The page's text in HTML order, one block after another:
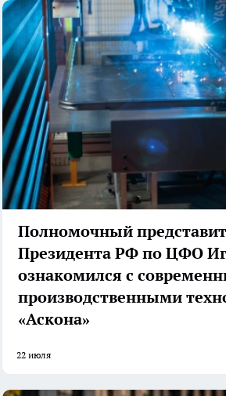
Полномочный
Президента РФ по ЦФО
ознакомился с
производственными
«Аскона»
22 июля